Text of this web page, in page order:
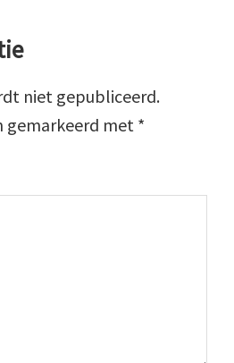
niet gepubliceerd.
gemarkeerd met *